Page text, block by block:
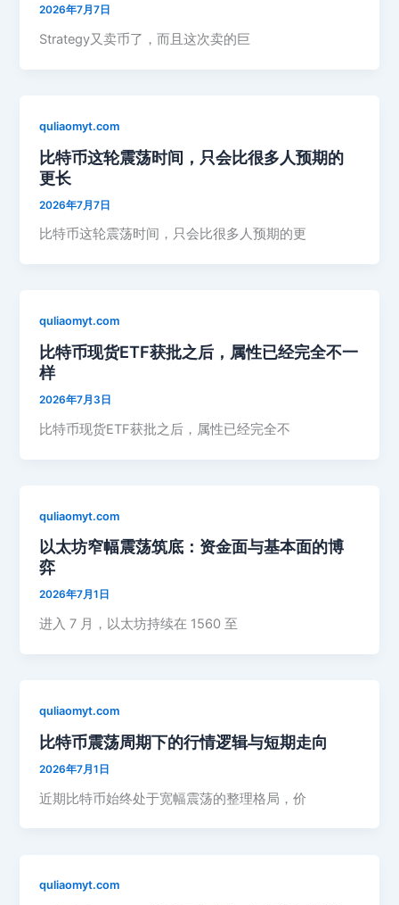
2026年7月7日
Strategy又卖币了，而且这次卖的巨
quliaomyt.com
比特币这轮震荡时间，只会比很多人预期的
更长
2026年7月7日
比特币这轮震荡时间，只会比很多人预期的更
quliaomyt.com
比特币现货ETF获批之后，属性已经完全不一
样
2026年7月3日
比特币现货ETF获批之后，属性已经完全不
quliaomyt.com
以太坊窄幅震荡筑底：资金面与基本面的博
弈
2026年7月1日
进入 7 月，以太坊持续在 1560 至
quliaomyt.com
比特币震荡周期下的行情逻辑与短期走向
2026年7月1日
近期比特币始终处于宽幅震荡的整理格局，价
quliaomyt.com